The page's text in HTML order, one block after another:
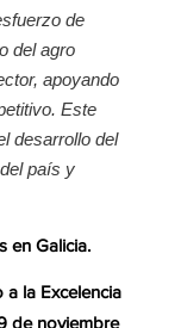
de
del agro
apoyando
Este
desarrollo del
país y
en Galicia.
la Excelencia
de noviembre